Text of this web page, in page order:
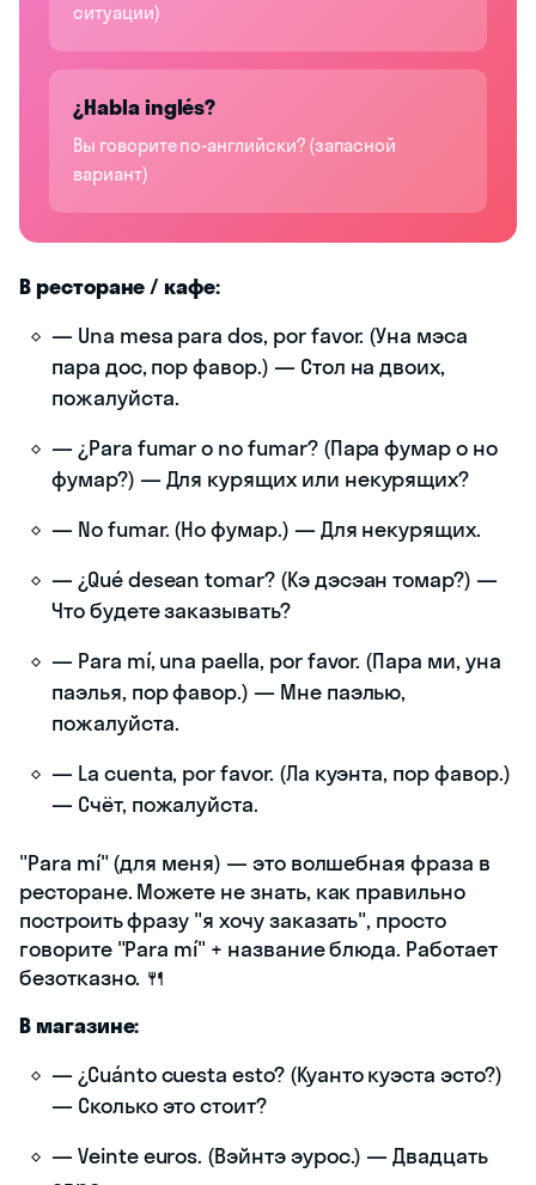
ситуации)
¿Habla inglés?
Вы говорите по-английски? (запасной
вариант)
В ресторане / кафе:
— Una mesa para dos, por favor. (Уна мэса
пара дос, пор фавор.) — Стол на двоих,
пожалуйста.
— ¿Para fumar o no fumar? (Пара фумар о но
фумар?) — Для курящих или некурящих?
— No fumar. (Но фумар.) — Для некурящих.
— ¿Qué desean tomar? (Кэ дэсэан томар?) —
Что будете заказывать?
— Para mí, una paella, por favor. (Пара ми, уна
паэлья, пор фавор.) — Мне паэлью,
пожалуйста.
— La cuenta, por favor. (Ла куэнта, пор фавор.)
— Счёт, пожалуйста.
"Para mí" (для меня) — это волшебная фраза в
ресторане. Можете не знать, как правильно
построить фразу "я хочу заказать", просто
говорите "Para mí" + название блюда. Работает
безотказно. 🍴
В магазине:
— ¿Cuánto cuesta esto? (Куанто куэста эсто?)
— Сколько это стоит?
— Veinte euros. (Вэйнтэ эурос.) — Двадцать